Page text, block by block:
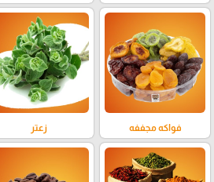
فواكه مجففه زعتر